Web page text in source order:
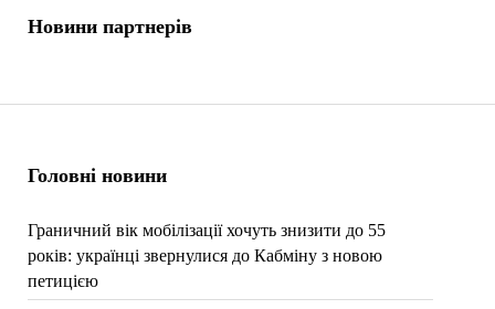
Головні новини
Граничний вік мобілізації хочуть знизити до 55
років: українці звернулися до Кабміну з новою
петицією
Новини партнерів